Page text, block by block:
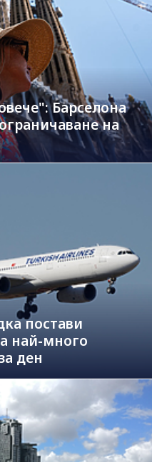
Барселона
на
постави
най-много
ден